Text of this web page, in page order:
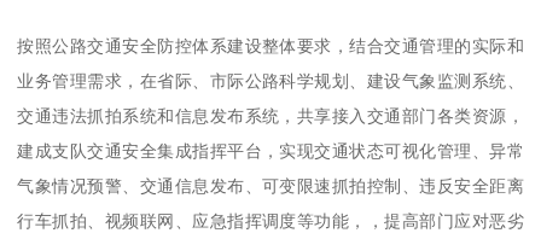
按照公路交通安全防控体系建设整体要求，结合交通管理的实际和
业务管理需求，在省际、市际公路科学规划、建设气象监测系统、
交通违法抓拍系统和信息发布系统，共享接入交通部门各类资源，
建成支队交通安全集成指挥平台，实现交通状态可视化管理、异常
气象情况预警、交通信息发布、可变限速抓拍控制、违反安全距离
行车抓拍、视频联网、应急指挥调度等功能，，提高部门应对恶劣